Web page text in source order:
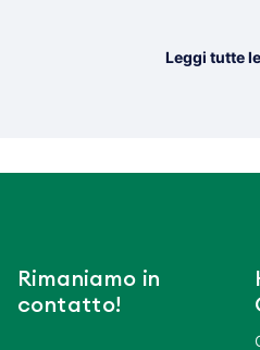
Leggi tutte
Rimaniamo in
contatto!